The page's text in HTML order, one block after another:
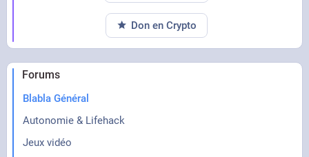
Forums
Blabla Général
Autonomie & Lifehack
Jeux vidéo
Don en Crypto